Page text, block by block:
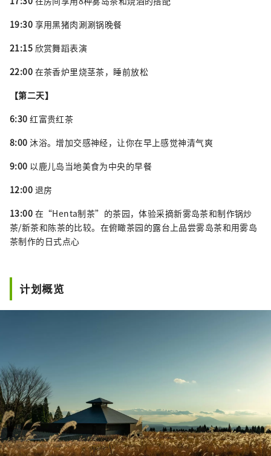
19:30 享用黑猪肉涮涮锅晚餐
21:15 欣赏舞蹈表演
22:00 在茶香炉里烧茎茶，睡前放松
【第二天】
6:30 红富贵红茶
8:00 沐浴。增加交感神经，让你在早上感觉神清气爽
9:00 以鹿儿岛当地美食为中央的早餐
12:00 退房
13:00 在“Henta制茶”的茶园，体验采摘新雾岛茶和制作锅炒
茶/新茶和陈茶的比较。在俯瞰茶园的露台上品尝雾岛茶和用雾岛
茶制作的日式点心
计划概览